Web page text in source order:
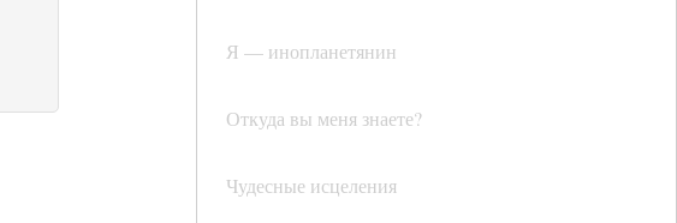
Я — инопланетянин
Откуда вы меня знаете?
Чудесные исцеления